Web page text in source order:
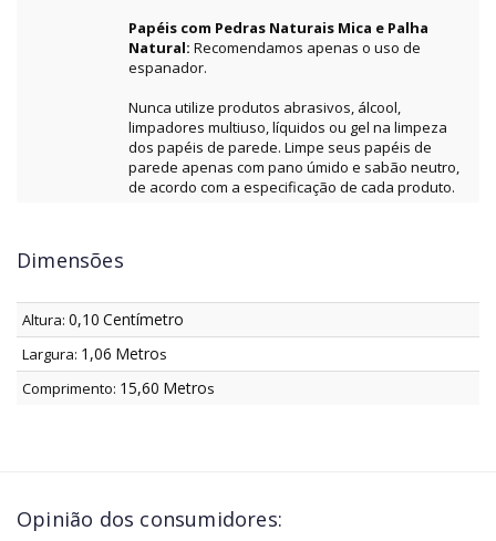
Papéis com Pedras Naturais Mica e Palha
Natural: Recomendamos apenas o uso de
espanador.
Nunca utilize produtos abrasivos, álcool,
limpadores multiuso, líquidos ou gel na limpeza
dos papéis de parede. Limpe seus papéis de
parede apenas com pano úmido e sabão neutro,
de acordo com a especificação de cada produto.
Dimensões
Altura: 0,10 Centímetro
Largura: 1,06 Metros
Comprimento: 15,60 Metros
Opinião dos consumidores: